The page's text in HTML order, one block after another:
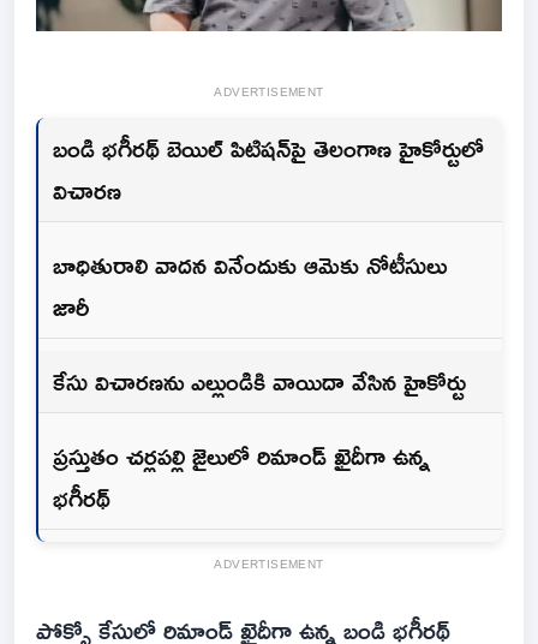
ADVERTISEMENT
బండి భగీరథ్ బెయిల్ పిటిషన్‌పై తెలంగాణ హైకోర్టులో
విచారణ
బాధితురాలి వాదన వినేందుకు ఆమెకు నోటీసులు
జారీ
కేసు విచారణను ఎల్లుండికి వాయిదా వేసిన హైకోర్టు
ప్రస్తుతం చర్లపల్లి జైలులో రిమాండ్ ఖైదీగా ఉన్న
భగీరథ్
ADVERTISEMENT
పోక్సో కేసులో రిమాండ్ ఖైదీగా ఉన్న బండి భగీరథ్